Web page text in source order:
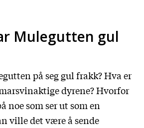
Mulegutten gul
på seg gul frakk? Hva er
dyrene? Hvorfor
noe som ser ut som en
ville det være å sende